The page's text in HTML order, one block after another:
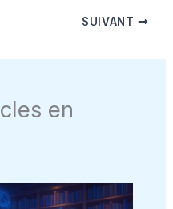
SUIVANT
en